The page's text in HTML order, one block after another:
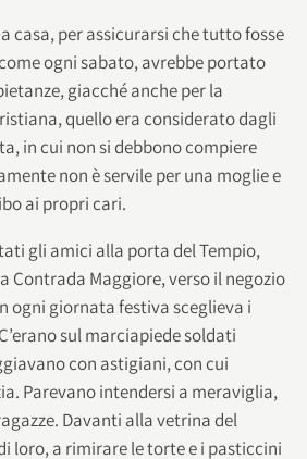
casa, per assicurarsi che tutto fosse
ogni sabato, avrebbe portato
giacché anche per la
quello era considerato dagli
in cui non si debbono compiere
non è servile per una moglie e
ai propri cari.
gli amici alla porta del Tempio,
Contrada Maggiore, verso il negozio
ogni giornata festiva sceglieva i
sul marciapiede soldati
con astigiani, con cui
Parevano intendersi a meraviglia,
Davanti alla vetrina del
loro, a rimirare le torte e i pasticcini